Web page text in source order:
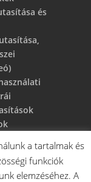
és
a tartalmak és
funkciók
elemzéséhez. A